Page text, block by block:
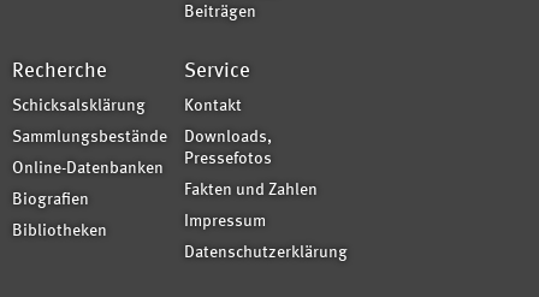
Beiträgen
Recherche
Schicksalsklärung
Sammlungsbestände
Online-Datenbanken
Biografien
Bibliotheken
Service
Kontakt
Downloads,
Pressefotos
Fakten und Zahlen
Impressum
Datenschutzerklärung